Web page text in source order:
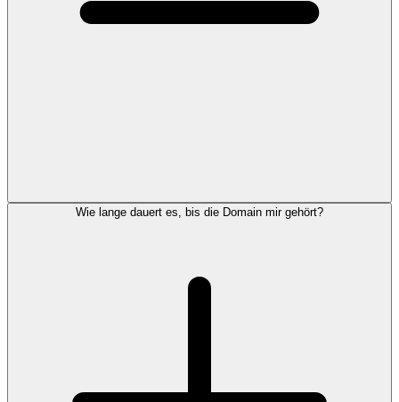
Wie lange dauert es, bis die Domain mir gehört?